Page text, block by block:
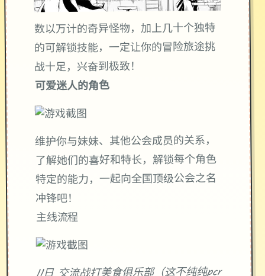
数以万计的奇异怪物，加上几十个独特
的可解锁技能，一定让你的冒险旅途挑
战十足，兴奋到极致！
可爱迷人的角色
维护你与妹妹、其他公会成员的关系，
了解她们的喜好和特长，解锁每个角色
特定的能力，一起向全国顶级公会之名
冲锋吧！
主线流程